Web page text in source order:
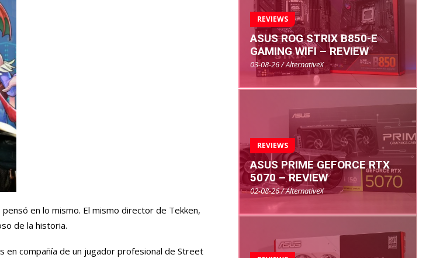
en lo mismo. El mismo director de Tekken,
de la historia.
en compañía de un jugador profesional de Street
REVIEWS
ASUS ROG STRIX B850-E
GAMING WIFI – REVIEW
03-08-26 / AlternativeX
REVIEWS
ASUS PRIME GEFORCE RTX
5070 – REVIEW
02-08-26 / AlternativeX